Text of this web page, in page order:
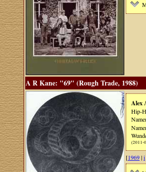
A R Kane: "69" (Rough Trade, 1988)
Alex
Hip-
(2011-
[1969|i